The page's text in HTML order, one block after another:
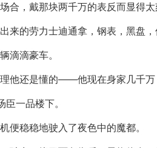
，戴那块两千万的表反而显得太
来的劳力士迪通拿，钢表，黑盘
滴滴豪车。
他还是懂的——他现在身家几千万
一品楼下。
便稳稳地驶入了夜色中的魔都。